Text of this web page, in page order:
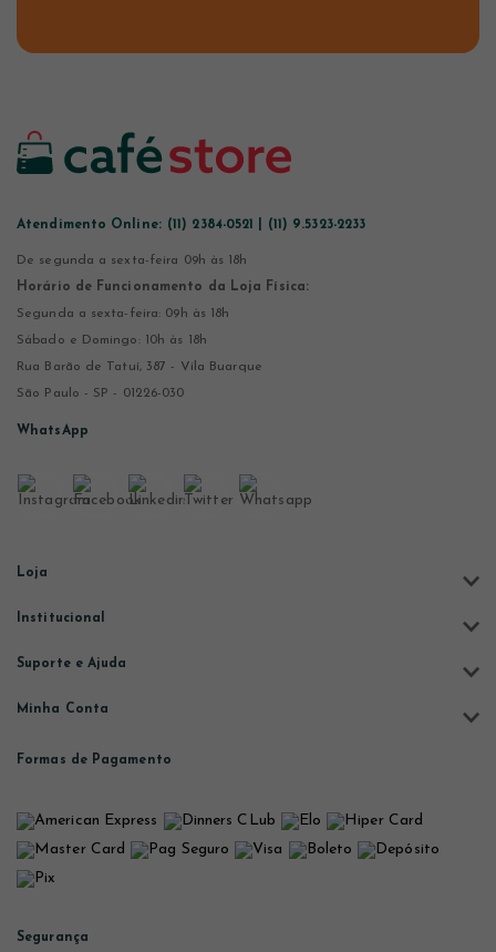
Atendimento Online: (11) 2384-0521 | (11) 9.5323-2233
De segunda a sexta-feira 09h às 18h
Horário de Funcionamento da Loja Física:
Segunda a sexta-feira: 09h às 18h
Sábado e Domingo: 10h às 18h
Rua Barão de Tatuí, 387 - Vila Buarque
São Paulo - SP - 01226-030
WhatsApp
Loja
Institucional
Suporte e Ajuda
Minha Conta
Formas de Pagamento
Segurança